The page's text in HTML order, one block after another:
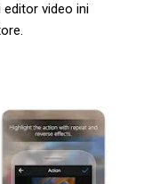
editor video ini